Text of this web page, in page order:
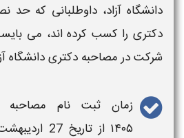
دانشگاه آزاد، داوطلبانی که حد
دکتری را کسب کرده‌ اند، می
شرکت درمصاحبه دکتری دانشگاه
زمان ثبت نام مصاحبه
۱۴۰۵